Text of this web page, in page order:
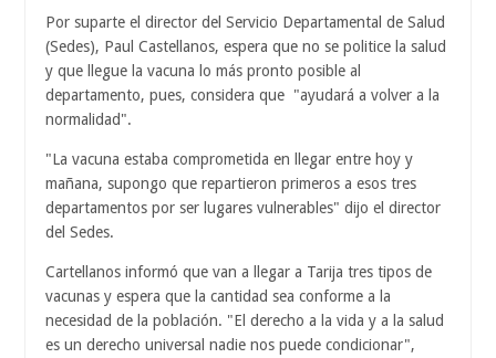
Por suparte el director del Servicio Departamental de Salud
(Sedes), Paul Castellanos, espera que no se politice la salud
y que llegue la vacuna lo más pronto posible al
departamento, pues, considera que "ayudará a volver a la
normalidad".
"La vacuna estaba comprometida en llegar entre hoy y
mañana, supongo que repartieron primeros a esos tres
departamentos por ser lugares vulnerables" dijo el director
del Sedes.
Cartellanos informó que van a llegar a Tarija tres tipos de
vacunas y espera que la cantidad sea conforme a la
necesidad de la población. "El derecho a la vida y a la salud
es un derecho universal nadie nos puede condicionar",